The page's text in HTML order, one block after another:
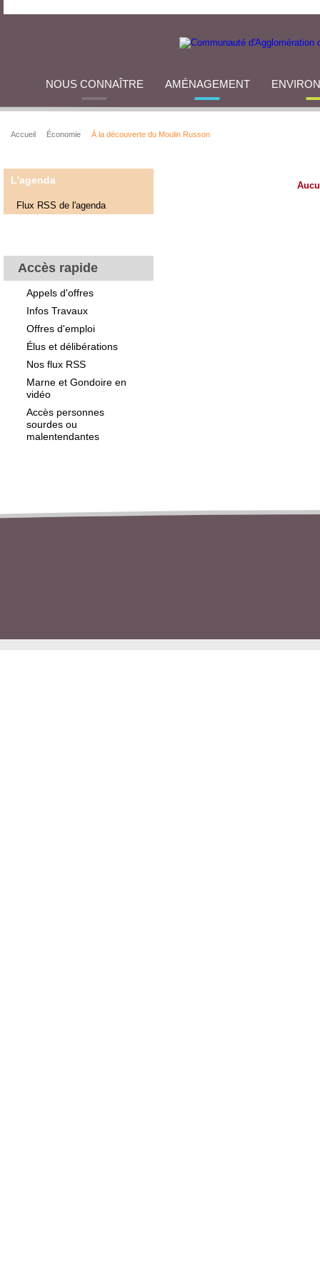
NOUS CONNAÎTRE AMÉNAGEMENT
Accueil Économie À la découverte du Moulin Russon
L'agenda
Flux RSS de l'agenda
Accès rapide
Appels d'offres
Infos Travaux
Offres d'emploi
Élus et délibérations
Nos flux RSS
Marne et Gondoire en
vidéo
Accès personnes
sourdes ou
malentendantes